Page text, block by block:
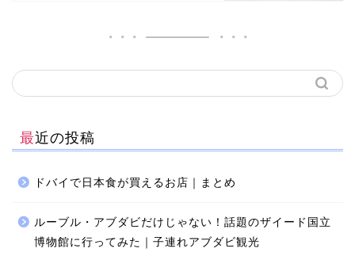
最近の投稿
ドバイで日本食が買えるお店｜まとめ
ルーブル・アブダビだけじゃない！話題のザイード国立
博物館に行ってみた｜子連れアブダビ観光